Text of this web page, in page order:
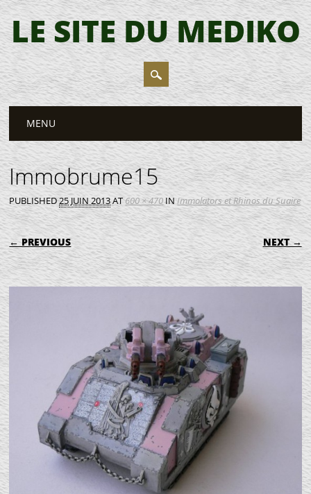
LE SITE DU MEDIKO
Main menu
to
content
MENU
Immobrume15
PUBLISHED25 JUIN 2013AT 600 × 470INImmolators et Rhinos du Suaire
← PREVIOUS NEXT →